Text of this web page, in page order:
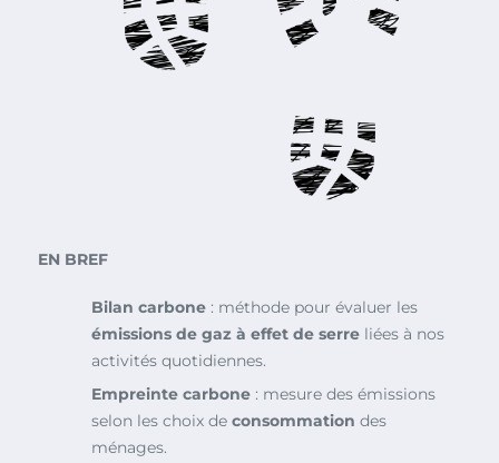
EN BREF
Bilan carbone : méthode pour évaluer les
émissions de gaz à effet de serre liées à nos
activités quotidiennes.
Empreinte carbone : mesure des émissions
selon les choix de consommation des
ménages.